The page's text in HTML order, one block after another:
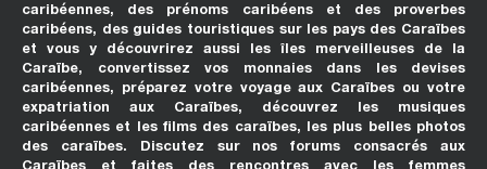
caribéennes, des prénoms caribéens et des proverbes
caribéens, des guides touristiques sur les pays des Caraïbes
et vous y découvrirez aussi les îles merveilleuses de la
Caraïbe, convertissez vos monnaies dans les devises
caribéennes, préparez votre voyage aux Caraïbes ou votre
expatriation aux Caraïbes, découvrez les musiques
caribéennes et les films des caraïbes, les plus belles photos
des caraïbes. Discutez sur nos forums consacrés aux
Caraïbes et faites des rencontres avec les femmes